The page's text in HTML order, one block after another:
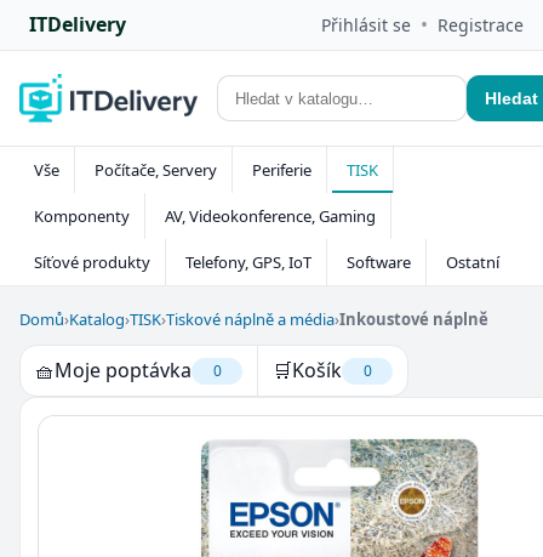
ITDelivery Přihlásit se • Registrace
Hledat
Vše Počítače, Servery Periferie TISK
Komponenty AV, Videokonference, Gaming
Síťové produkty Telefony, GPS, IoT Software Ostatní
Domů›Katalog›TISK›Tiskové náplně a média›Inkoustové náplně
🧺Moje poptávka 0 🛒Košík 0